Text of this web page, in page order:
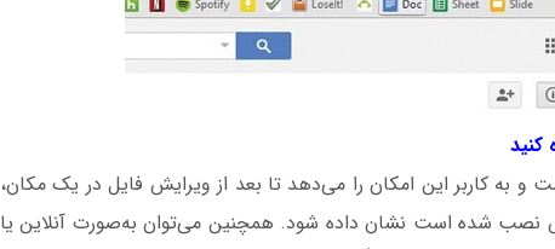
کاربر این امکان را می‌دهد تا بعد از ویرایش فایل در یک مکان،
نصب شده است نشان داده شود. همچنین می‌توان به‌صورت آنلاین یا